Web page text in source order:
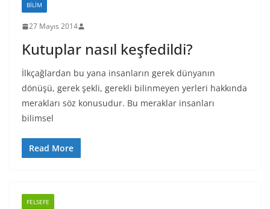
BILIM
27 Mayıs 2014
Kutuplar nasıl keşfedildi?
İlkçağlardan bu yana insanların gerek dünyanın
dönüşü, gerek şekli, gerekli bilinmeyen yerleri hakkında
merakları söz konusudur. Bu meraklar insanları
bilimsel
Read More
FELSEFE